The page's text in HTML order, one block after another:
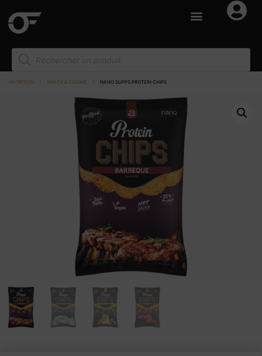
NUTRITION SNACK & CUISINE NANO SUPPS PROTEIN CHIPS